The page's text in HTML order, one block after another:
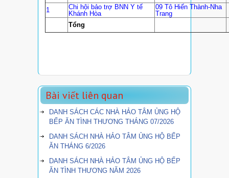
1
Chi hội bảo trợ BNN Y tế
Khánh Hòa
09 Tô Hiến Thành-Nha
Trang
Tổng
Bài viết liên quan
DANH SÁCH CÁC NHÀ HẢO TÂM ỦNG HỘ
BẾP ĂN TÌNH THƯƠNG THÁNG 07/2026
DANH SÁCH NHÀ HẢO TÂM ỦNG HỘ BẾP
ĂN THÁNG 6/2026
DANH SÁCH NHÀ HẢO TÂM ỦNG HỘ BẾP
ĂN TÌNH THƯƠNG NĂM 2026